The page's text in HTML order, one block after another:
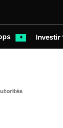
✦ Investir